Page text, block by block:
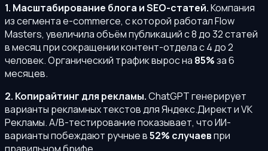
1. Масштабирование блога и SEO-статей.Компания
из сегмента e-commerce, с которой работал Flow
Masters, увеличила объём публикаций с 8 до 32 статей
в месяц при сокращении контент-отдела с 4 до 2
человек. Органический трафик вырос на 85%за 6
месяцев.
2. Копирайтинг для рекламы.ChatGPT генерирует
варианты рекламных текстов для Яндекс.Директ и VK
Рекламы. A/B-тестирование показывает, что ИИ-
варианты побеждают ручные в52% случаевпри
правильном брифе.